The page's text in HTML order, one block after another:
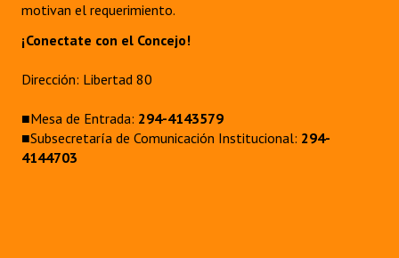
motivan el requerimiento.
¡Conectate con el Concejo!
Dirección: Libertad 80
■Mesa de Entrada: 294-4143579
■Subsecretaría de Comunicación Institucional: 294-
4144703